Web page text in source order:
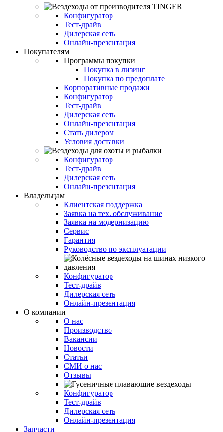
Конфигуратор
Тест-драйв
Дилерская сеть
Онлайн-презентация
Покупателям
Программы покупки
Покупка в лизинг
Покупка по предоплате
Корпоративные продажи
Конфигуратор
Тест-драйв
Дилерская сеть
Онлайн-презентация
Стать дилером
Условия доставки
Конфигуратор
Тест-драйв
Дилерская сеть
Онлайн-презентация
Владельцам
Клиентская поддержка
Заявка на тех. обслуживание
Заявка на модернизацию
Сервис
Гарантия
Руководство по эксплуатации
Конфигуратор
Тест-драйв
Дилерская сеть
Онлайн-презентация
О компании
О нас
Производство
Вакансии
Новости
Статьи
СМИ о нас
Отзывы
Конфигуратор
Тест-драйв
Дилерская сеть
Онлайн-презентация
Запчасти